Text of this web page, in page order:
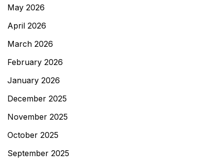
May 2026
April 2026
March 2026
February 2026
January 2026
December 2025
November 2025
October 2025
September 2025